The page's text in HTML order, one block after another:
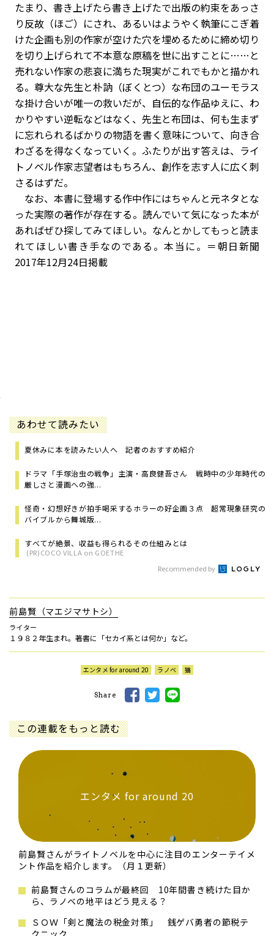
たまり、書き上げたら書き上げたで出版の約束をあっさ
り反故（ほご）にされ、あるいはようやく執筆にこぎ着
けた企画も別の作家が空けた穴を埋めるために締め切り
を切り上げられて不本意な原稿を世に出すことに……と
売れない作家の悲哀に満ちた現実がこれでもかと描かれ
る。尊大な先生と朴訥（ぼくとつ）な布団のユーモラス
な掛け合いが唯一の救いだが、自伝的な作品ゆえに、わ
かりやすい逆転などはなく、先生と布団は、何も生まず
に忘れられるばかりの物語を書く意味について、向き合
わざるを得なくなっていく。ふたりが出す答えは、ライ
トノベル作家志望者はもちろん、創作を志す人に広く刺
さるはずだ。
なお、本書に登場する作中作にはちゃんと元ネタとな
った実際の著作が存在する。読んでいて気になった本が
あればぜひ探してみてほしい。なんとかしてもっと読ま
れてほしい書き手なのである。本当に。＝朝日新聞
2017年12月24日掲載
あわせて読みたい
夏休みに本を読みたい人へ 記者のおすすめ紹介
ドラマ「手塚治虫の戦争」主演・高良健吾さん 戦時中の少年時代の
厳しさと漫画への強...
怪奇・幻想好きが拍手喝采するホラーの好企画３点 超常現象研究の
バイブルから舞城版...
すべてが絶景、収益も得られるその仕組みとは
(PR)COCO VILLA on GOETHE
Recommended by
前島賢（マエジマサトシ）
ライター
１９８２年生まれ。著書に「セカイ系とは何か」など。
エンタメ for around 20 ラノベ 猫
Share
この連載をもっと読む
エンタメ for around 20
前島賢さんがライトノベルを中心に注目のエンターテイメ
ント作品を紹介します。（月１更新）
前島賢さんのコラムが最終回 10年間書き続けた目か
ら、ラノベの地平はどう見える？
ＳＯＷ「剣と魔法の税金対策」 銭ゲバ勇者の節税テ